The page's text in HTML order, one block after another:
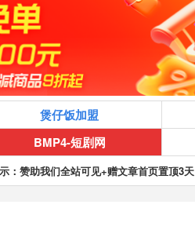
煲仔饭加盟
BMP4-短剧网
：赞助我们全站可见+赠文章首页置顶3天